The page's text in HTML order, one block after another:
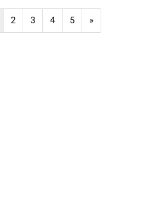
2 3 4 5 »